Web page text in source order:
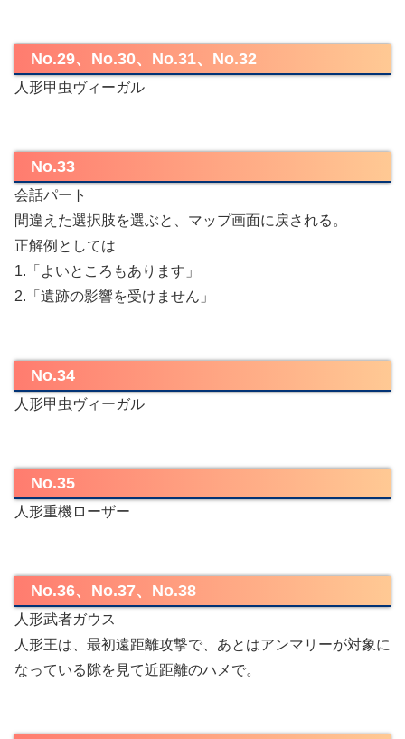
No.29、No.30、No.31、No.32
人形甲虫ヴィーガル
No.33
会話パート
間違えた選択肢を選ぶと、マップ画面に戻される。
正解例としては
1.「よいところもあります」
2.「遺跡の影響を受けません」
No.34
人形甲虫ヴィーガル
No.35
人形重機ローザー
No.36、No.37、No.38
人形武者ガウス
人形王は、最初遠距離攻撃で、あとはアンマリーが対象に
なっている隙を見て近距離のハメで。